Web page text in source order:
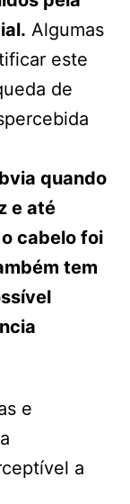
Algumas
este
de
quando
e até
cabelo foi
tem
e
a